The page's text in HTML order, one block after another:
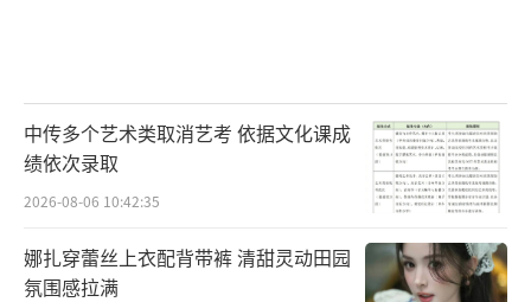
中传多个艺术类取消艺考 依据文化课成
绩依次录取
2026-08-06 10:42:35
娜扎穿蕾丝上衣配背带裤 清甜灵动田园
氛围感拉满